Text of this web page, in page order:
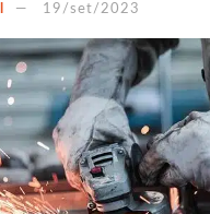
19/set/2023